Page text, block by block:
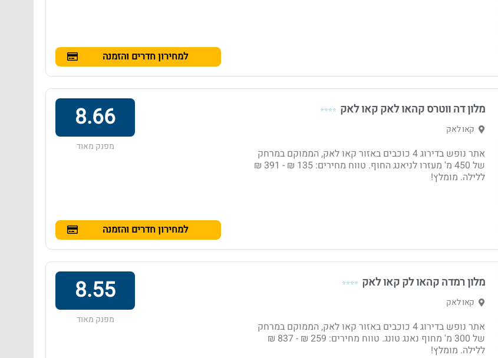
למחירון חדרים והזמנה
מלון דה ווטרס קהאו לאק קאו לאק ⭐⭐⭐⭐
קאו לאק
אתר נופש בדירוג 4 כוכבים באזור קאו לאק, הממוקם במרחק
של 450 מ' מעזרו לניאנג החוף. טווח מחירים: 135 ₪ - ‏391 ₪
ללילה. מומלץ!
8.66
מפנק מאוד
למחירון חדרים והזמנה
מלון רמדה קהאו לק קאו לאק ⭐⭐⭐⭐
קאו לאק
אתר נופש בדירוג 4 כוכבים באזור קאו לאק, הממוקם במרחק
של 300 מ' מחוף נאנג טונג. טווח מחירים: 259 ₪ - 837 ₪
ללילה. מומלץ!
8.55
מפנק מאוד